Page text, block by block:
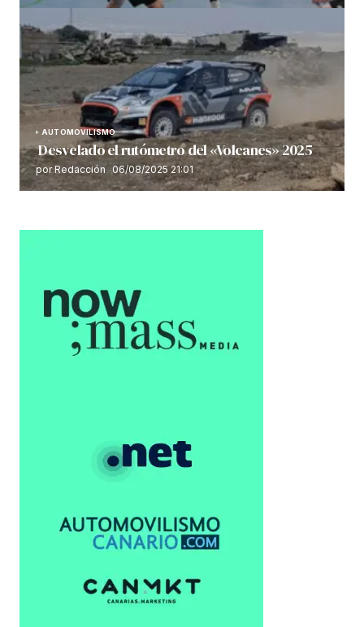
AUTOMOVILISMO
Desvelado el rutómetro del «Volcanes» 2025
por Redacción 06/08/2025 21:01